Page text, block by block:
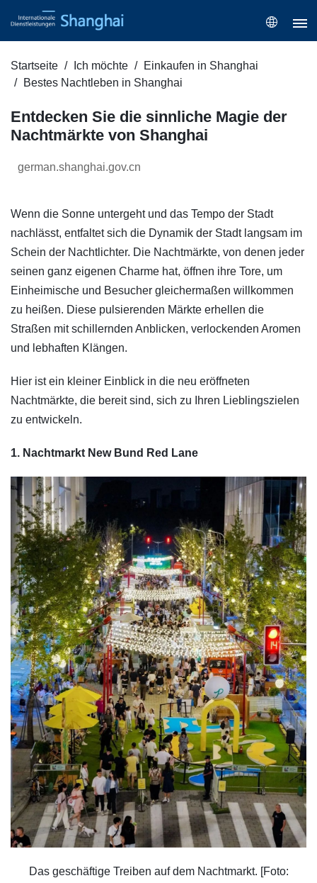
Startseite Ich möchte
Einkaufen in Shanghai
Bestes Nachtleben in Shanghai
Entdecken Sie die sinnliche Magie der
Nachtmärkte von Shanghai
german.shanghai.gov.cn
Wenn die Sonne untergeht und das Tempo der Stadt
nachlässt, entfaltet sich die Dynamik der Stadt langsam im
Schein der Nachtlichter. Die Nachtmärkte, von denen jeder
seinen ganz eigenen Charme hat, öffnen ihre Tore, um
Einheimische und Besucher gleichermaßen willkommen
zu heißen. Diese pulsierenden Märkte erhellen die
Straßen mit schillernden Anblicken, verlockenden Aromen
und lebhaften Klängen.
Hier ist ein kleiner Einblick in die neu eröffneten
Nachtmärkte, die bereit sind, sich zu Ihren Lieblingszielen
zu entwickeln.
1. Nachtmarkt New Bund Red Lane
Das geschäftige Treiben auf dem Nachtmarkt. [Foto: